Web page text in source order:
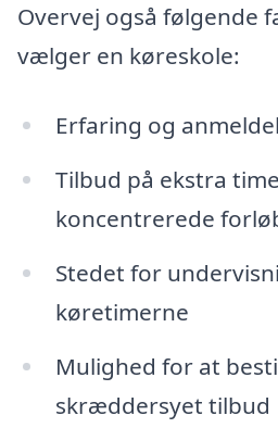
Overvej også følgende
vælger en køreskole:
Erfaring og
Tilbud på ekstra
koncentrerede
Stedet for
køretimerne
Mulighed for at
skræddersyet tilbud